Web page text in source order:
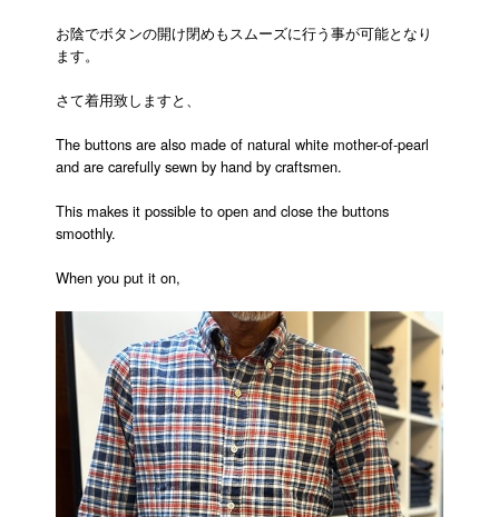
お陰でボタンの開け閉めもスムーズに行う事が可能となり
ます。
さて着用致しますと、
The buttons are also made of natural white mother-of-pearl
and are carefully sewn by hand by craftsmen.
This makes it possible to open and close the buttons
smoothly.
When you put it on,